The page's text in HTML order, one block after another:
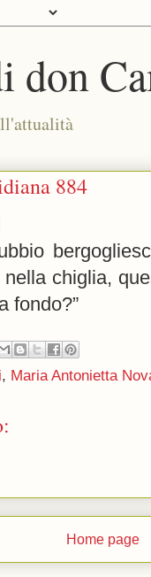
don
884
chiglia,
fondo?”
, Maria Antonietta
Home page